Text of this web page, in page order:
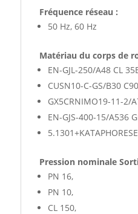
Fréquence réseau :
50 Hz, 60 Hz
Matériau du corps de
EN-GJL-250/A48 CL
CUSN10-C-GS/B30
GX5CRNIMO19-11-2/
EN-GJS-400-15/A536
5.1301+KATAPHORESE
Pression nominale
PN 16,
PN 10,
CL 150,